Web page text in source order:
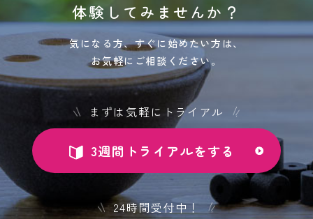
体験してみませんか？
気になる方、すぐに始めたい方は、
お気軽にご相談ください。
まずは気軽にトライアル
3週間トライアルをする
24時間受付中！